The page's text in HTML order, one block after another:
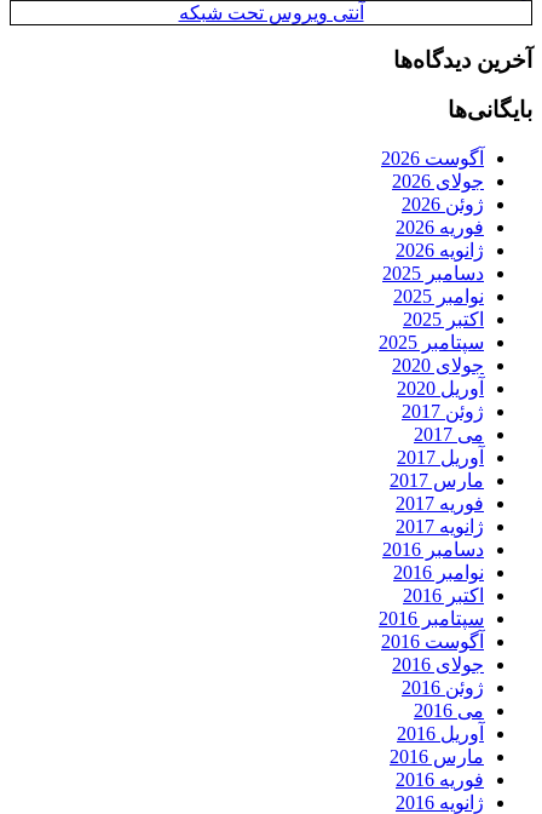
آنتی ویروس تحت شبکه
آخرین دیدگاه‌ها
بایگانی‌ها
آگوست 2026
جولای 2026
ژوئن 2026
فوریه 2026
ژانویه 2026
دسامبر 2025
نوامبر 2025
اکتبر 2025
سپتامبر 2025
جولای 2020
آوریل 2020
ژوئن 2017
می 2017
آوریل 2017
مارس 2017
فوریه 2017
ژانویه 2017
دسامبر 2016
نوامبر 2016
اکتبر 2016
سپتامبر 2016
آگوست 2016
جولای 2016
ژوئن 2016
می 2016
آوریل 2016
مارس 2016
فوریه 2016
ژانویه 2016